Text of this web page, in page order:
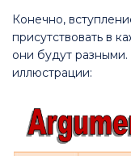
Конечно,
присутствовать в
они будут
иллюстрации: